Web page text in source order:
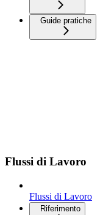
Guide pratiche
Flussi di Lavoro
Flussi di Lavoro
Riferimento